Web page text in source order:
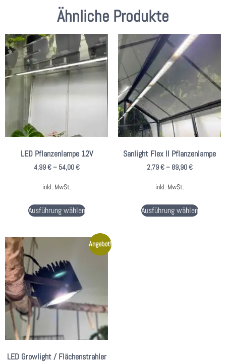
Ähnliche Produkte
LED Pflanzenlampe 12V
4,99€– 54,00€
inkl. MwSt.
Ausführung wählen
Sanlight Flex II Pflanzenlampe
2,79€– 89,90€
inkl. MwSt.
Ausführung wählen
Angebot!
LED Growlight / Flächenstrahler